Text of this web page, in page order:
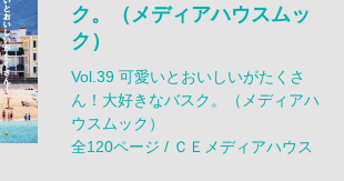
ク。（メディアハウスムッ
ク）
Vol.39 可愛いとおいしいがたくさ
ん！大好きなバスク。（メディアハ
ウスムック）
全120ページ / ＣＥメディアハウス